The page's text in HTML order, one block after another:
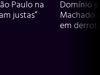
Paulo na
justas”
Domínio
Machado
em